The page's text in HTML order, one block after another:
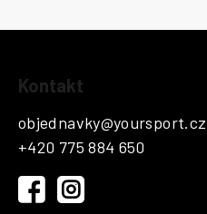
Kontakt
objednavky@yoursport.cz
+420 775 884 650